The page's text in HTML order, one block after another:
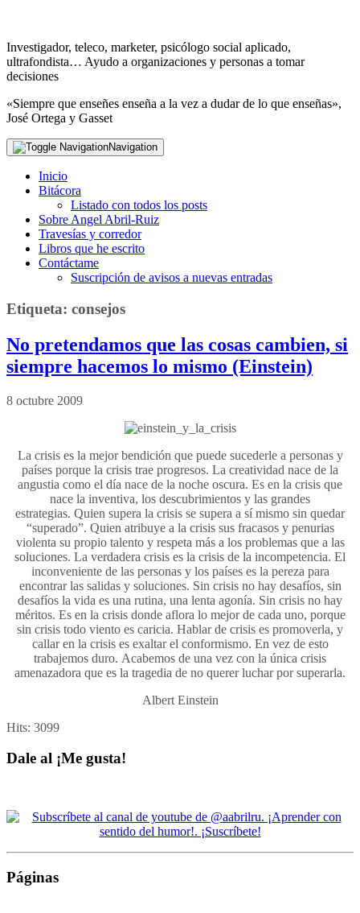
Investigador, teleco, marketer, psicólogo social aplicado,
ultrafondista… Ayudo a organizaciones y personas a tomar
decisiones
«Siempre que enseñes enseña a la vez a dudar de lo que enseñas»,
José Ortega y Gasset
Navigation
Inicio
Bitácora
Listado con todos los posts
Sobre Angel Abril-Ruiz
Travesías y corredor
Libros que he escrito
Contáctame
Suscripción de avisos a nuevas entradas
Etiqueta: consejos
No pretendamos que las cosas cambien, si
siempre hacemos lo mismo (Einstein)
8 octubre 2009
La crisis es la mejor bendición que puede sucederle a personas y
países porque la crisis trae progresos. La creatividad nace de la
angustia como el día nace de la noche oscura. Es en la crisis que
nace la inventiva, los descubrimientos y las grandes
estrategias. Quien supera la crisis se supera a sí mismo sin quedar
“superado”. Quien atribuye a la crisis sus fracasos y penurias
violenta su propio talento y respeta más a los problemas que a las
soluciones. La verdadera crisis es la crisis de la incompetencia. El
inconveniente de las personas y los países es la pereza para
encontrar las salidas y soluciones. Sin crisis no hay desafíos, sin
desafíos la vida es una rutina, una lenta agonía. Sin crisis no hay
méritos. Es en la crisis donde aflora lo mejor de cada uno, porque
sin crisis todo viento es caricia. Hablar de crisis es promoverla, y
callar en la crisis es exaltar el conformismo. En vez de esto
trabajemos duro. Acabemos de una vez con la única crisis
amenazadora que es la tragedia de no querer luchar por superarla.
Albert Einstein
Hits: 3099
Dale al ¡Me gusta!
Páginas